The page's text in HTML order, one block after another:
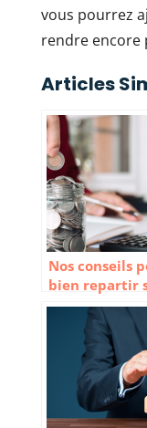
vous pourrez
rendre encore
Articles
Nos conseils
bien repartir
épargne